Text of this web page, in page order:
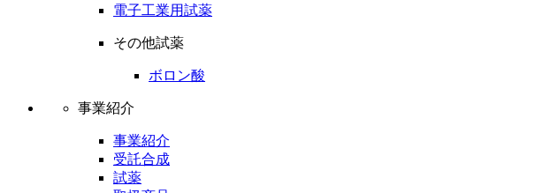
電子工業用試薬
その他試薬
ボロン酸
事業紹介
事業紹介
受託合成
試薬